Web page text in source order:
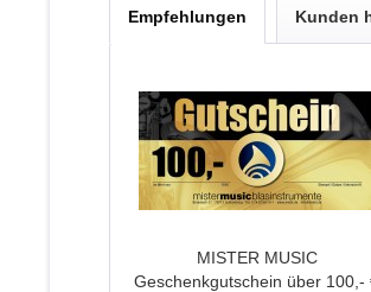
Empfehlungen Kunden
MISTER MUSIC
Geschenkgutschein über 100,-